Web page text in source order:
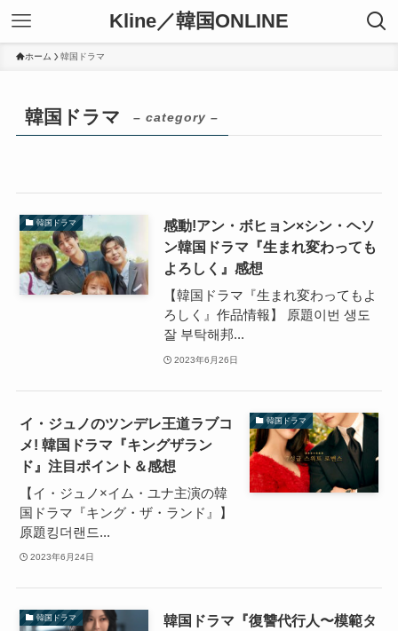
Kline／韓国ONLINE
ホーム 韓国ドラマ
韓国ドラマ – category –
韓国ドラマ
感動!アン・ボヒョン×シン・ヘソ
ン韓国ドラマ『生まれ変わっても
よろしく』感想
【韓国ドラマ『生まれ変わってもよ
ろしく』作品情報】 原題이번 생도
잘 부탁해邦...
2023年6月26日
韓国ドラマ
イ・ジュノのツンデレ王道ラブコ
メ! 韓国ドラマ『キングザラン
ド』注目ポイント＆感想
【イ・ジュノ×イム・ユナ主演の韓
国ドラマ『キング・ザ・ランド』】
原題킹더랜드...
2023年6月24日
韓国ドラマ
韓国ドラマ『復讐代行人〜模範タ